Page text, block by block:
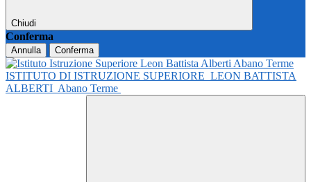
Chiudi
Conferma
Annulla Conferma
ISTITUTO DI ISTRUZIONE SUPERIORE LEON BATTISTA
ALBERTI Abano Terme